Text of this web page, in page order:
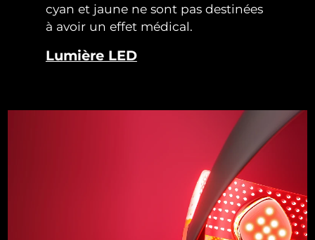
cyan et jaune ne sont pas destinées
à avoir un effet médical.
Lumière LED
Thaïlande Livraison estimée
Turquie
08/08/2026
Livraison estimée 09/08/2026
Livraison estimée13/08/2026
Livraison estimée14/08/2026